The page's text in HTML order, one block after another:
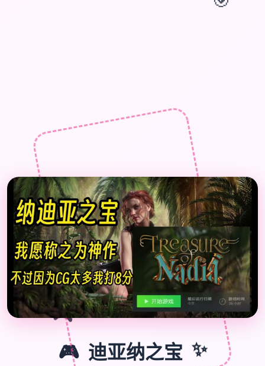
🎮
🎮 迪亚纳之宝 ✨